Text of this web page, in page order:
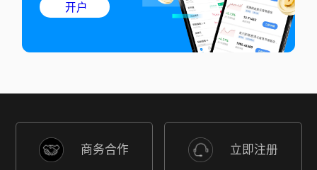
开户
商务合作 立即注册